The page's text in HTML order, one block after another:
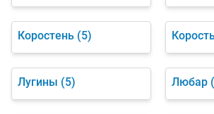
Коростень (5)
Лугины (5) Любар